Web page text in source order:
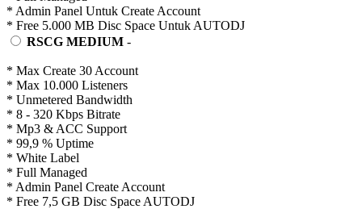
* Admin Panel Untuk Create Account
* Free 5.000 MB Disc Space Untuk AUTODJ
RSCG MEDIUM -
* Max Create 30 Account
* Max 10.000 Listeners
* Unmetered Bandwidth
* 8 - 320 Kbps Bitrate
* Mp3 & ACC Support
* 99,9 % Uptime
* White Label
* Full Managed
* Admin Panel Create Account
* Free 7,5 GB Disc Space AUTODJ